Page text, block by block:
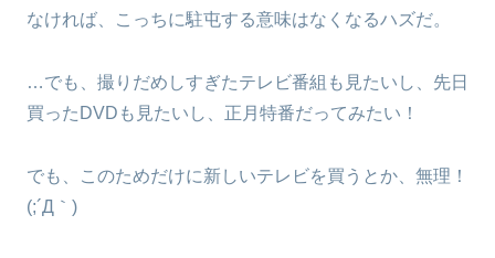
なければ、こっちに駐屯する意味はなくなるハズだ。
…でも、撮りだめしすぎたテレビ番組も見たいし、先日
買ったDVDも見たいし、正月特番だってみたい！
でも、このためだけに新しいテレビを買うとか、無理！
(;´Д｀)